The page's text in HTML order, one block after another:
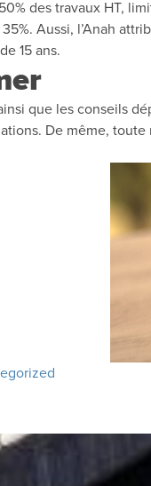
des travaux HT,
Aussi, l’Anah
15 ans.
que les conseils
De même,